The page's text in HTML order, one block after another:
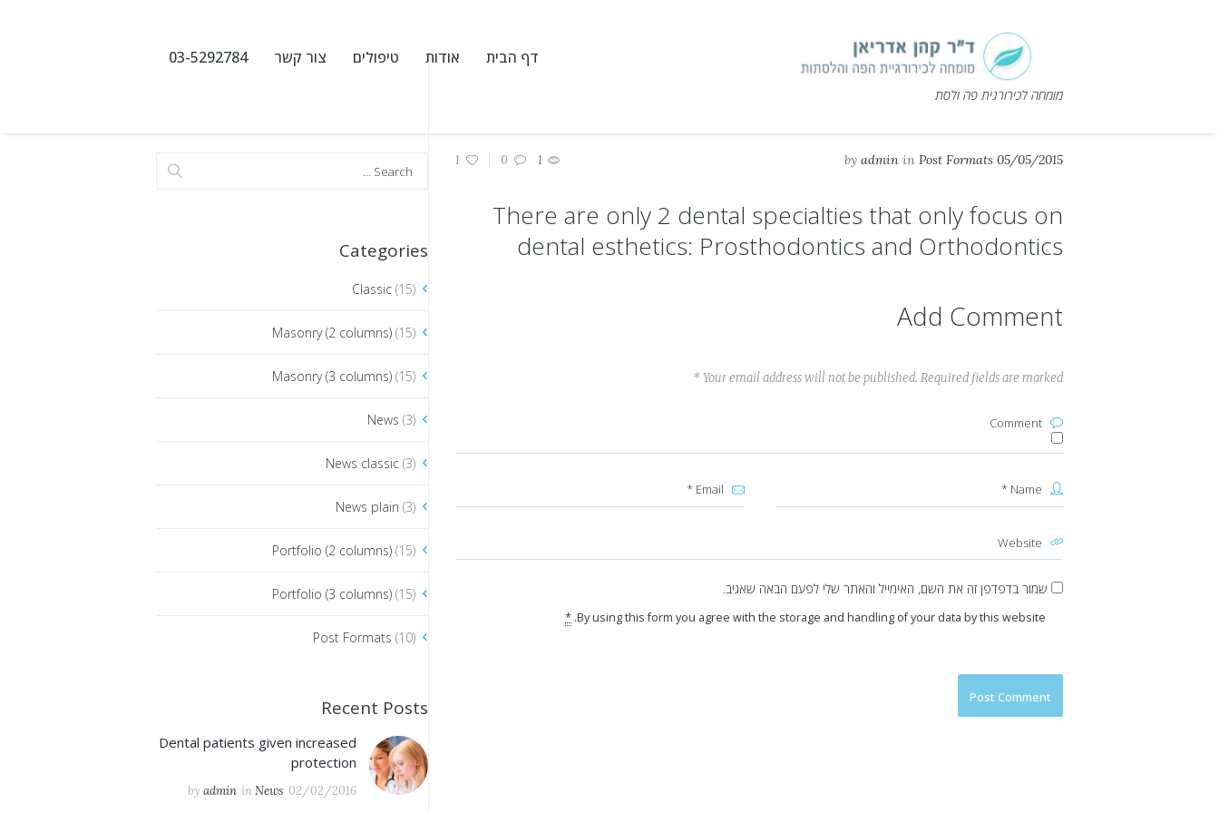
מומחה לכירורגית פה ולסת
דף הבית אודות טיפולים צור קשר 03-5292784
05/05/2015
by admin in Post Formats
1
0
1
There are only 2 dental specialties that only focus on
dental esthetics: Prosthodontics and Orthodontics
Add Comment
Your email address will not be published. Required fields are marked *
שמור בדפדפן זה את השם, האימייל והאתר שלי לפעם הבאה שאגיב.
By using this form you agree with the storage and handling of your data by this website.
*
Categories
Classic (15)
Masonry (2 columns) (15)
Masonry (3 columns) (15)
News (3)
News classic (3)
News plain (3)
Portfolio (2 columns) (15)
Portfolio (3 columns) (15)
Post Formats (10)
Recent Posts
Dental patients given increased
protection
02/02/2016
by admin inNews